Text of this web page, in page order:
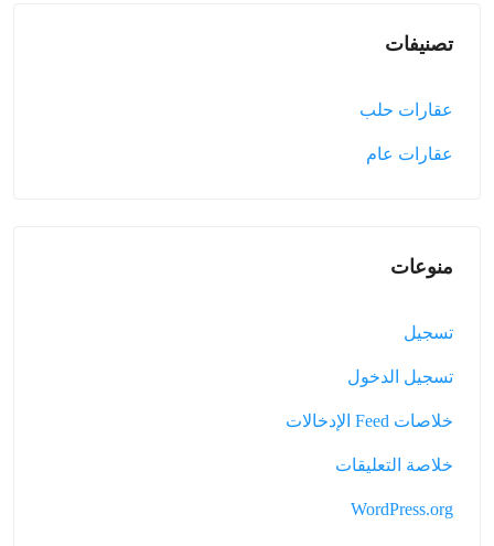
تصنيفات
عقارات حلب
عقارات عام
منوعات
تسجيل
تسجيل الدخول
خلاصات Feed الإدخالات
خلاصة التعليقات
WordPress.org